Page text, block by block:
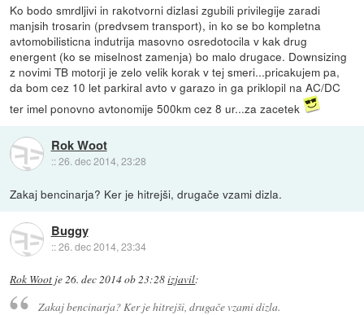
Ko bodo smrdljivi in rakotvorni dizlasi zgubili privilegije zaradi
manjsih trosarin (predvsem transport), in ko se bo kompletna
avtomobilisticna indutrija masovno osredotocila v kak drug
energent (ko se miselnost zamenja) bo malo drugace. Downsizing
z novimi TB motorji je zelo velik korak v tej smeri...pricakujem pa,
da bom cez 10 let parkiral avto v garazo in ga priklopil na AC/DC
ter imel ponovno avtonomije 500km cez 8 ur...za zacetek
Rok Woot
::26. dec 2014, 23:28
Zakaj bencinarja? Ker je hitrejši, drugače vzami dizla.
Buggy
::26. dec 2014, 23:34
Rok Woot je26. dec 2014 ob 23:28izjavil:
Zakaj bencinarja? Ker je hitrejši, drugače vzami dizla.